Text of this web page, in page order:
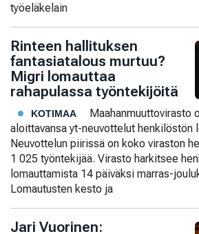
työeläkelain
Rinteen hallituksen
fantasiatalous murtuu?
Migri lomauttaa
rahapulassa työntekijöitä
KOTIMAA
Maahanmuuttovirasto
aloittavansa yt-neuvottelut henkilöstön
Neuvottelun piirissä on koko viraston
1 025 työntekijää. Virasto harkitsee
lomauttamista 14 päiväksi marras-
Lomautusten kesto ja
Jari Vuorinen: